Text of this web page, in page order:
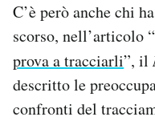
C’è però anche chi
scorso, nell’articolo “
prova a tracciarli”, il
descritto le
confronti del